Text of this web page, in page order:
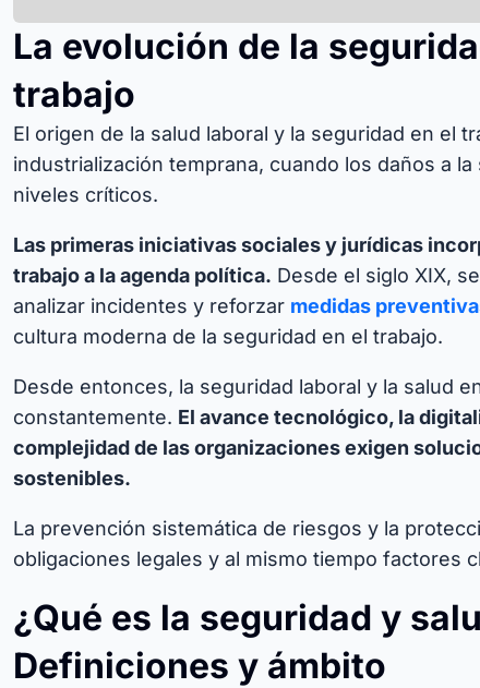
La evolución de la
trabajo
El origen de la salud laboral y la seguridad en el
industrialización temprana, cuando los daños a
niveles críticos.
Las primeras iniciativas sociales y jurídicas
trabajo a la agenda política. Desde el siglo XIX,
analizar incidentes y reforzar medidas
cultura moderna de la seguridad en el trabajo.
Desde entonces, la seguridad laboral y la salud
constantemente. El avance tecnológico, la
complejidad de las organizaciones exigen
sostenibles.
La prevención sistemática de riesgos y la
obligaciones legales y al mismo tiempo factores
¿Qué es la seguridad y
Definiciones y ámbito